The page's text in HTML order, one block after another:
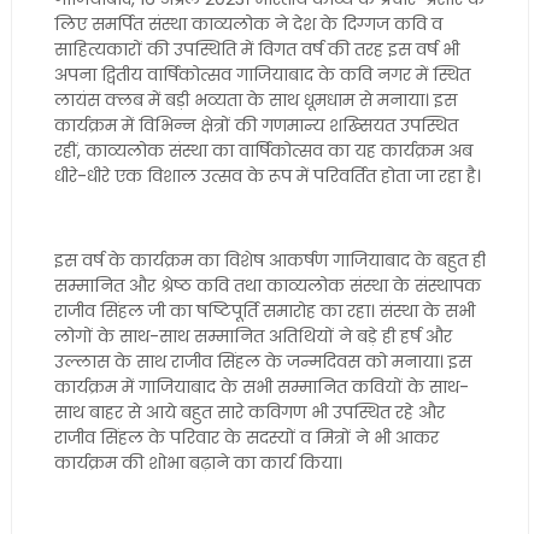
लिए समर्पित संस्था काव्यलोक ने देश के दिग्गज कवि व
साहित्यकारों की उपस्थिति में विगत वर्ष की तरह इस वर्ष भी
अपना द्वितीय वार्षिकोत्सव गाजियाबाद के कवि नगर में स्थित
लायंस क्लब में बड़ी भव्यता के साथ धूमधाम से मनाया। इस
कार्यक्रम में विभिन्न क्षेत्रों की गणमान्य शख्सियत उपस्थित
रहीं, काव्यलोक संस्था का वार्षिकोत्सव का यह कार्यक्रम अब
धीरे-धीरे एक विशाल उत्सव के रूप में परिवर्तित होता जा रहा है।
इस वर्ष के कार्यक्रम का विशेष आकर्षण गाजियाबाद के बहुत ही
सम्मानित और श्रेष्ठ कवि तथा काव्यलोक संस्था के संस्थापक
राजीव सिंहल जी का षष्टिपूर्ति समारोह का रहा। संस्था के सभी
लोगों के साथ-साथ सम्मानित अतिथियों ने बड़े ही हर्ष और
उल्लास के साथ राजीव सिंहल के जन्मदिवस को मनाया। इस
कार्यक्रम में गाजियाबाद के सभी सम्मानित कवियों के साथ-
साथ बाहर से आये बहुत सारे कविगण भी उपस्थित रहे और
राजीव सिंहल के परिवार के सदस्यों व मित्रों ने भी आकर
कार्यक्रम की शोभा बढ़ाने का कार्य किया।